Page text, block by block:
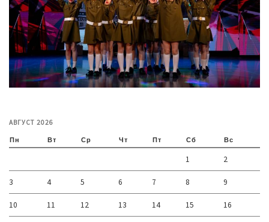
АВГУСТ 2026
Пн Вт Ср Чт Пт Сб Вс
1 2
3 4 5 6 7 8 9
10 11 12 13 14 15 16